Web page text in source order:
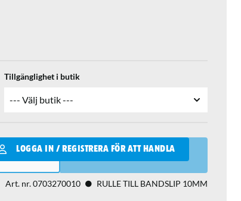
Tillgänglighet i butik
LOGGA IN / REGISTRERA FÖR ATT HANDLA
LÄGG I VARUKORGEN
Art. nr.0703270010 RULLE TILL BANDSLIP 10MM